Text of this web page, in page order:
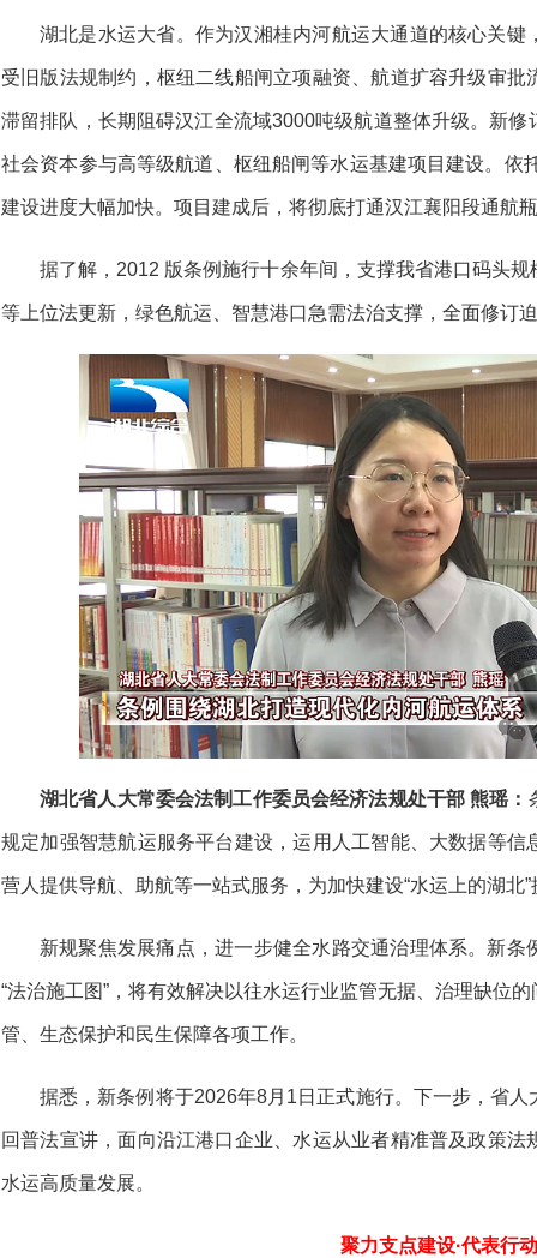
湖北是水运大省。作为汉湘桂内河航运大通道的核心关
受旧版法规制约，枢纽二线船闸立项融资、航道扩容升级审
滞留排队，长期阻碍汉江全流域3000吨级航道整体升级。新
社会资本参与高等级航道、枢纽船闸等水运基建项目建设。依
建设进度大幅加快。项目建成后，将彻底打通汉江襄阳段通航
据了解，2012 版条例施行十余年间，支撑我省港口码头
等上位法更新，绿色航运、智慧港口急需法治支撑，全面修订
湖北省人大常委会法制工作委员会经济法规处干部 熊瑶：
规定加强智慧航运服务平台建设，运用人工智能、大数据等
营人提供导航、助航等一站式服务，为加快建设“水运上的湖北
新规聚焦发展痛点，进一步健全水路交通治理体系。新
“法治施工图”，将有效解决以往水运行业监管无据、治理缺位
管、生态保护和民生保障各项工作。
据悉，新条例将于2026年8月1日正式施行。下一步，省
回普法宣讲，面向沿江港口企业、水运从业者精准普及政策
水运高质量发展。
聚力支点建设·代表行动